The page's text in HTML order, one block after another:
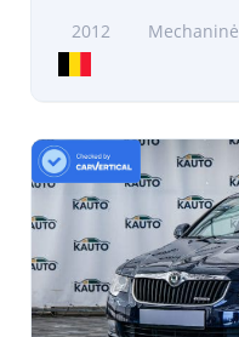
2012 Mechaninė